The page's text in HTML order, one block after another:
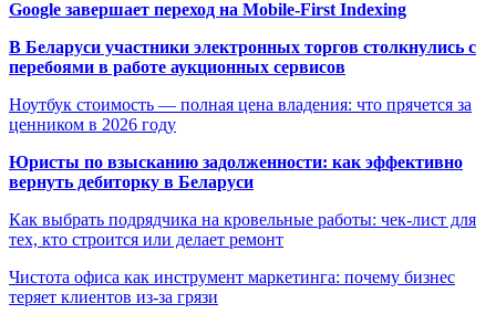
Google завершает переход на Mobile-First Indexing
В Беларуси участники электронных торгов столкнулись с
перебоями в работе аукционных сервисов
Ноутбук стоимость — полная цена владения: что прячется за
ценником в 2026 году
Юристы по взысканию задолженности: как эффективно
вернуть дебиторку в Беларуси
Как выбрать подрядчика на кровельные работы: чек-лист для
тех, кто строится или делает ремонт
Чистота офиса как инструмент маркетинга: почему бизнес
теряет клиентов из-за грязи